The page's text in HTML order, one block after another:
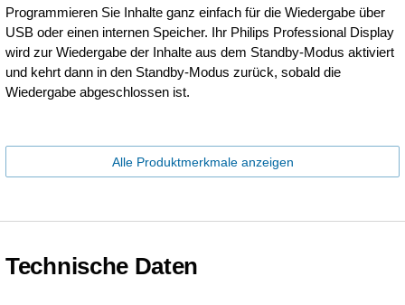
Programmieren Sie Inhalte ganz einfach für die Wiedergabe über
USB oder einen internen Speicher. Ihr Philips Professional Display
wird zur Wiedergabe der Inhalte aus dem Standby-Modus aktiviert
und kehrt dann in den Standby-Modus zurück, sobald die
Wiedergabe abgeschlossen ist.
Alle Produktmerkmale anzeigen
Technische Daten